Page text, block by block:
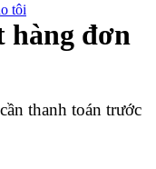
tôi
hàng đơn
thanh toán trước